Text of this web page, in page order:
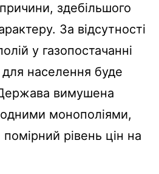
здебільшого
За відсутності
у газопостачанні
для населення буде
вимушена
монополіями,
рівень цін на